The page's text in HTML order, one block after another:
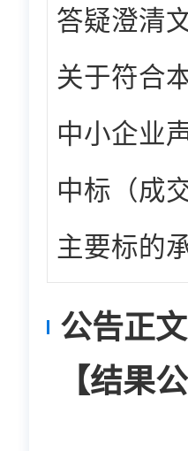
答疑澄清
关于符合
中小企业
中标（成
主要标的
公告正文
【结果